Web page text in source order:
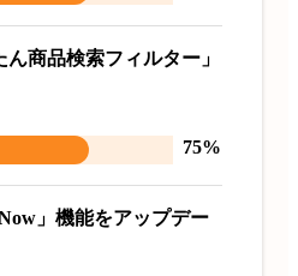
商品検索フィルター」
75%
」機能をアップデー